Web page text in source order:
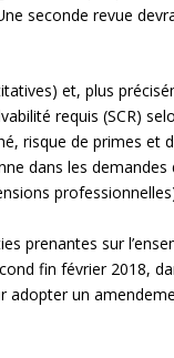
seconde revue
et, plus
requis (SCR)
risque de primes et
dans les demandes
prenantes sur
fin février 2018,
adopter un